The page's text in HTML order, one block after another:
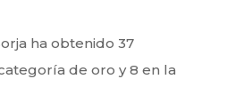
ha obtenido 37
de oro y 8 en la